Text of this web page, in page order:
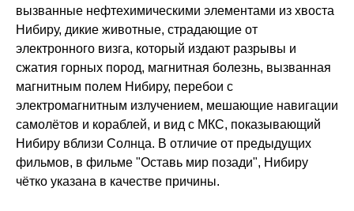
вызванные нефтехимическими элементами из хвоста
Нибиру, дикие животные, страдающие от
электронного визга, который издают разрывы и
сжатия горных пород, магнитная болезнь, вызванная
магнитным полем Нибиру, перебои с
электромагнитным излучением, мешающие навигации
самолётов и кораблей, и вид с МКС, показывающий
Нибиру вблизи Солнца. В отличие от предыдущих
фильмов, в фильме "Оставь мир позади", Нибиру
чётко указана в качестве причины.